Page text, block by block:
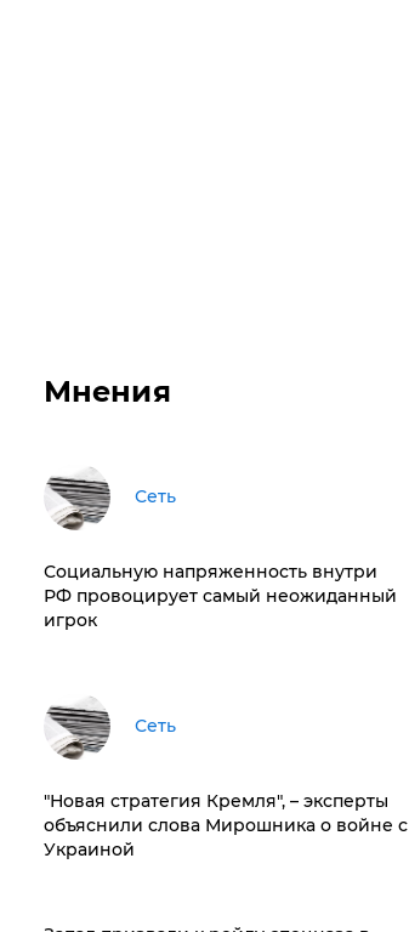
Мнения
Сеть
Социальную напряженность внутри
РФ провоцирует самый неожиданный
игрок
Сеть
"Новая стратегия Кремля", – эксперты
объяснили слова Мирошника о войне с
Украиной